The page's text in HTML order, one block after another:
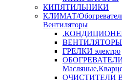
КИПЯТИЛЬНИКИ
КЛИМАТ/
Вентиляторы
ВЕНТИЛЯТОРЫ
ГРЕЛКИ электро
ОЧИСТИТЕЛИ